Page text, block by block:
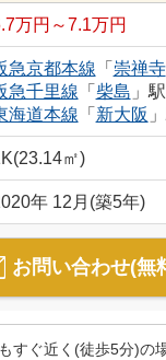
万円～7.1万円
急京都本線 「 崇禅寺
急千里線 「 柴島 」
海道本線 「 新大阪
㎡)
年 12月(築5年)
お問い合わせ(無
すぐ近く(徒歩5分)の